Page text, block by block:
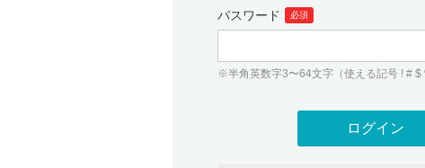
パスワード 必須
※半角英数字3〜64文字（使える記号 ! # $